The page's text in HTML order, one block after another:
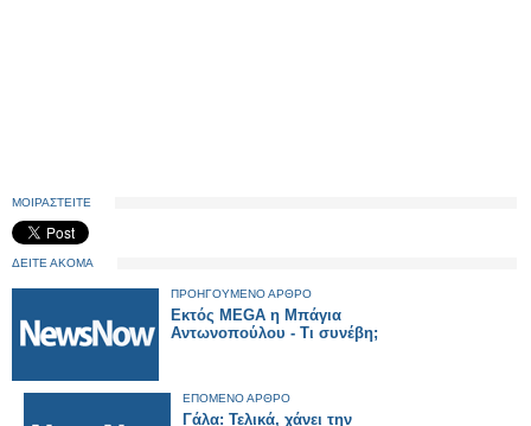
ΜΟΙΡΑΣΤΕΙΤΕ
ΔΕΙΤΕ ΑΚΟΜΑ
ΠΡΟΗΓΟΥΜΕΝΟ ΑΡΘΡΟ
Εκτός MEGA η Μπάγια
Αντωνοπούλου - Τι συνέβη;
ΕΠΟΜΕΝΟ ΑΡΘΡΟ
Γάλα: Τελικά, χάνει την